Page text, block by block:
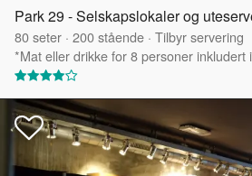
Park 29 - Selskapslokaler og
80seter · 200stående · Tilbyr servering
*Mat eller drikke for 8 personer inkludert